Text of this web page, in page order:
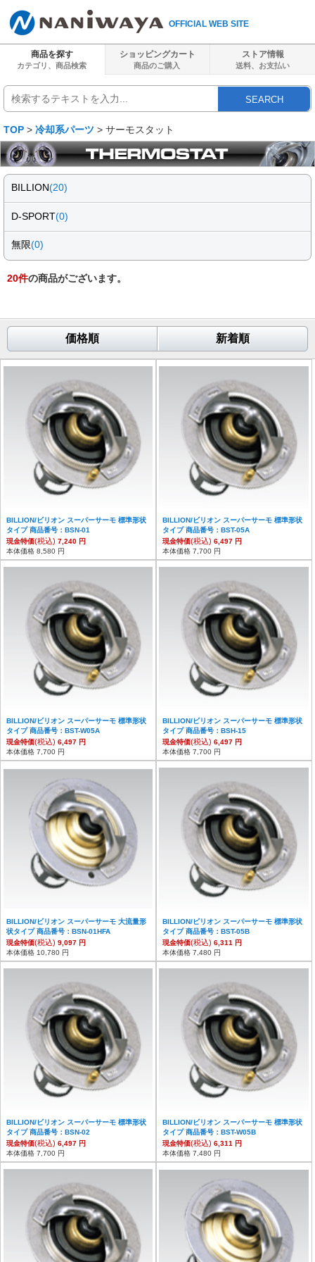
OFFICIAL WEB SITE
商品を探す
カテゴリ、商品検索
ショッピングカート
商品のご購入
ストア情報
送料、 お支払い
SEARCH
TOP > 冷却系パーツ > サーモスタット
BILLION(20)
D-SPORT(0)
無限(0)
20件の商品がございます。
価格順 新着順
BILLION/ビリオン スーパーサーモ 標準形状
タイプ 商品番号：BSN-01
現金特価(税込) 7,240 円
本体価格 8,580 円
BILLION/ビリオン スーパーサーモ 標準形状
タイプ 商品番号：BST-05A
現金特価(税込) 6,497 円
本体価格 7,700 円
BILLION/ビリオン スーパーサーモ 標準形状
タイプ 商品番号：BST-W05A
現金特価(税込) 6,497 円
本体価格 7,700 円
BILLION/ビリオン スーパーサーモ 標準形状
タイプ 商品番号：BSH-15
現金特価(税込) 6,497 円
本体価格 7,700 円
BILLION/ビリオン スーパーサーモ 大流量形
状タイプ 商品番号：BSN-01HFA
現金特価(税込) 9,097 円
本体価格 10,780 円
BILLION/ビリオン スーパーサーモ 標準形状
タイプ 商品番号：BST-05B
現金特価(税込) 6,311 円
本体価格 7,480 円
BILLION/ビリオン スーパーサーモ 標準形状
タイプ 商品番号：BSN-02
現金特価(税込) 6,497 円
本体価格 7,700 円
BILLION/ビリオン スーパーサーモ 標準形状
タイプ 商品番号：BST-W05B
現金特価(税込) 6,311 円
本体価格 7,480 円